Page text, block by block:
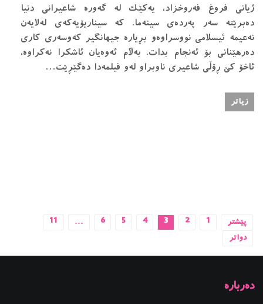
ژيانى فروغ فەروخزاد، يەكێك له گەوره شاعيرانى دنيا
دەبرێته سەر پەردەى سينەما. كە سيناريۆيەكەى لەلايەن
نەعيمە ئيسلامى نووسراوەو بڕياره جيهانگير كەوسەرى كارى
دەرهێنانى بۆ ئەنجام بدات. بەڵام ئەوەيان ئاشكرا نەكراوە،
ئاخۆ كێ ڕۆڵى شاعيرى ناوبراو لەو فيلمەدا دەگێڕێت…
زیاتر
پێشتر 1
2
3
4
5
6
…
11
دواتر